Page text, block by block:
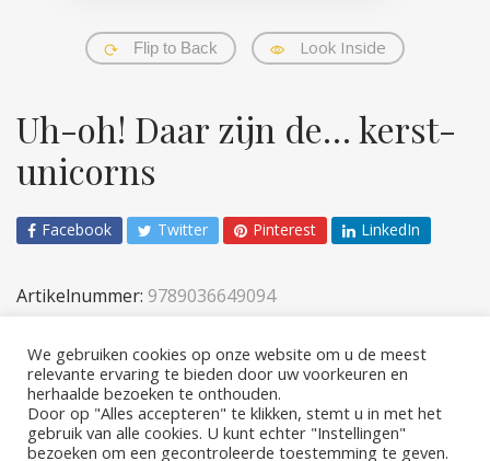
Flip to Back Look Inside
Uh-oh! Daar zijn de… kerst-
unicorns
Facebook Twitter Pinterest LinkedIn
Artikelnummer: 9789036649094
We gebruiken cookies op onze website om u de meest
relevante ervaring te bieden door uw voorkeuren en
herhaalde bezoeken te onthouden.
Door op "Alles accepteren" te klikken, stemt u in met het
gebruik van alle cookies. U kunt echter "Instellingen"
bezoeken om een ​​gecontroleerde toestemming te geven.